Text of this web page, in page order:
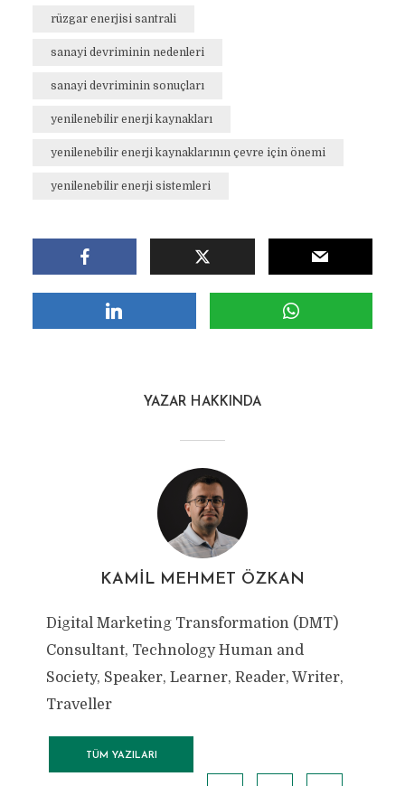
rüzgar enerjisi santrali
sanayi devriminin nedenleri
sanayi devriminin sonuçları
yenilenebilir enerji kaynakları
yenilenebilir enerji kaynaklarının çevre için önemi
yenilenebilir enerji sistemleri
YAZAR HAKKINDA
KAMIL MEHMET ÖZKAN
Digital Marketing Transformation (DMT)
Consultant, Technology Human and
Society, Speaker, Learner, Reader, Writer,
Traveller
TÜM YAZILARI